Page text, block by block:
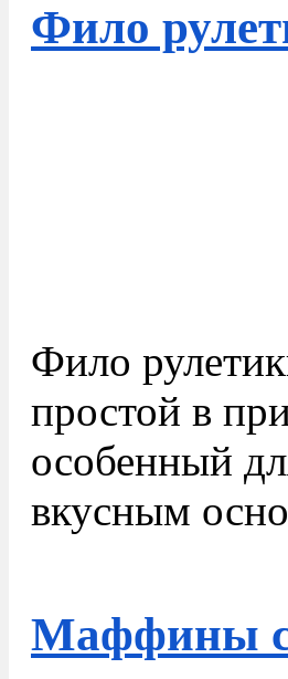
Фило
Фило
простой в
особенный
вкусным
Маффины с